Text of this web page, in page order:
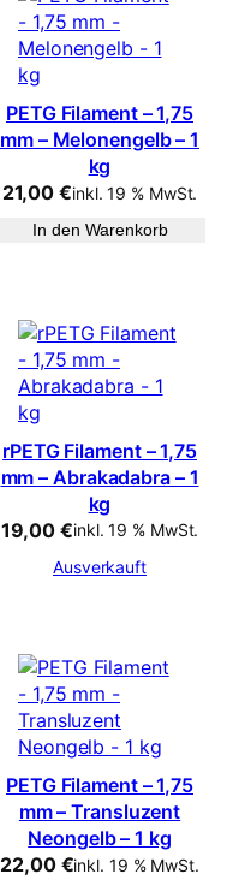
PETG Filament – 1,75
mm – Melonengelb – 1
kg
21,00€inkl. 19 % MwSt.
In den Warenkorb
rPETG Filament – 1,75
mm – Abrakadabra – 1
kg
19,00€inkl. 19 % MwSt.
Ausverkauft
PETG Filament – 1,75
mm – Transluzent
Neongelb – 1 kg
22,00 €inkl. 19 % MwSt.